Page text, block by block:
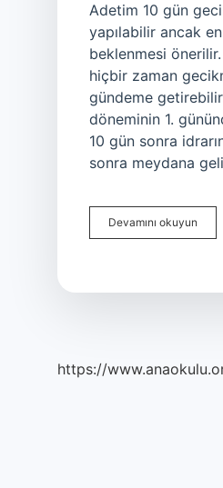
Adetim 10 gün
yapılabilir ancak
beklenmesi
hiçbir zaman
gündeme
döneminin 1.
10 gün sonra
sonra meydana
Devamını okuyun
Gün
https://